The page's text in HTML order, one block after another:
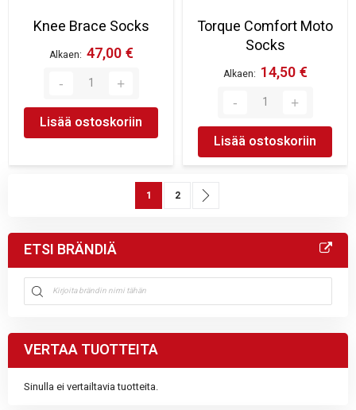
Knee Brace Socks
Alkaen 47,00 €
Lisää ostoskoriin
Torque Comfort Moto
Socks
Alkaen 14,50 €
Lisää ostoskoriin
SivuYou're currently reading page
1 Sivu
2
ETSI BRÄNDIÄ
VERTAA TUOTTEITA
Sinulla ei vertailtavia tuotteita.